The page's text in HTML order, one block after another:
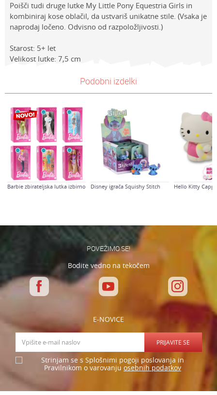
Poišči tudi druge lutke My Little Pony Equestria Girls in
kombiniraj kose oblačil, da ustvariš unikatne stile. (Vsaka je
naprodaj ločeno. Odvisno od razpoložljivosti.)
Starost: 5+ let
Velikost lutke: 7,5 cm
PUNČKE
Spol
Deklice
Starost
4-6 let
Sporočilo
Prenesi navodila za uporabo
Podobni izdelki
Barbie zbirateljska lutka izbirno Disney igrača Squishy Stitch Hello Kitty
POVEŽIMO SE!
Bodite vedno na tekočem
E-NOVICE
PRIJAVITE SE
Strinjam se s Splošnimi pogoji poslovanja in
Pravilnikom o varovanju osebnih podatkov